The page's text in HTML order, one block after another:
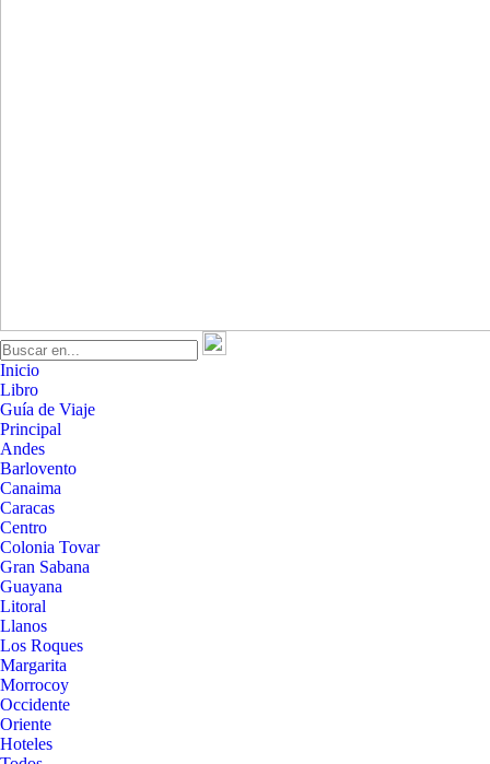
Inicio
Libro
Guía de Viaje
Principal
Andes
Barlovento
Canaima
Caracas
Centro
Colonia Tovar
Gran Sabana
Guayana
Litoral
Llanos
Los Roques
Margarita
Morrocoy
Occidente
Oriente
Hoteles